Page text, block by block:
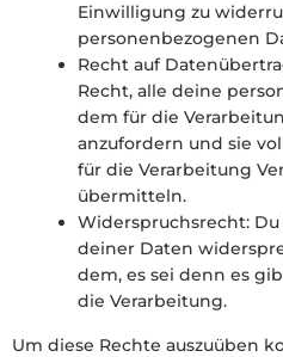
Einwilligung zu
personenbezogenen
Recht auf
Recht, alle deine
dem für die
anzufordern und sie
für die Verarbeitung
übermitteln.
Widerspruchsrecht:
deiner Daten
dem, es sei denn es
die Verarbeitung.
Um diese Rechte auszuüben